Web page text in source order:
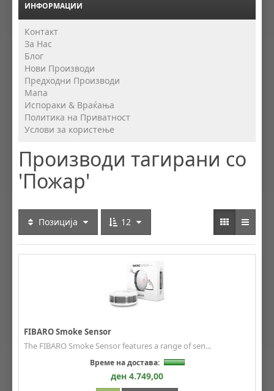
ИНФОРМАЦИИ
Контакт
За Нас
Блог
Нови Производи
Предходни Производи
Мапа
Испораки & Враќања
Политика на Приватност
Услови за користење
Производи тагирани со
'Пожар'
Позиција 12
FIBARO Smoke Sensor
The FIBARO Smoke Sensor features a range of sen...
Време на достава:
ден 4.749,00